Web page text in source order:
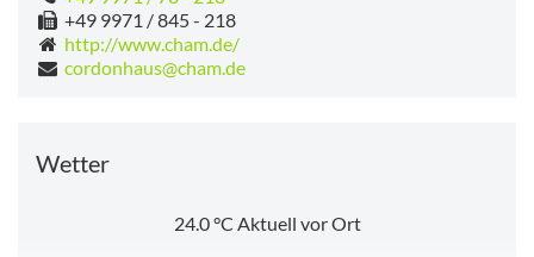
+49 9971 / 845 - 218
http://www.cham.de/
cordonhaus@cham.de
Wetter
24.0°C Aktuell vor Ort